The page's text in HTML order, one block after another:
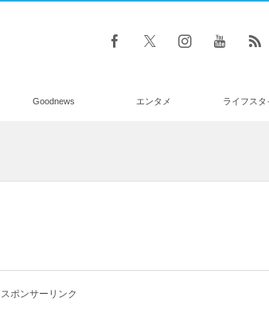
Goodnews エンタメ ライフスタ
スポンサーリンク